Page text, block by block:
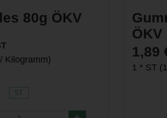
80g ÖKV
Kilogramm)
ST
ÖKV
1,89
1 * ST